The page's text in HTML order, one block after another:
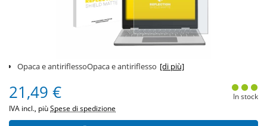
Opaca e antiriflessoOpaca e antiriflesso [di più]
21,49 €
IVA incl., piùSpese di spedizione
In stock